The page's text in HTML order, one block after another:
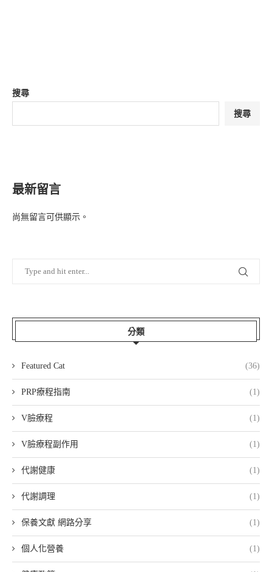
搜尋
搜尋
最新留言
尚無留言可供顯示。
分類
Featured Cat (36)
PRP療程指南 (1)
V臉療程 (1)
V臉療程副作用 (1)
代謝健康 (1)
代謝調理 (1)
保養文獻 網路分享 (1)
個人化營養 (1)